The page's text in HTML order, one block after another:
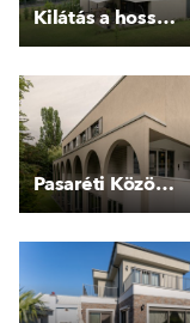
Kilátás a hosszú rétre
Pasaréti Közösségi Ház